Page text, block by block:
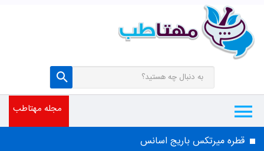
مجله مهتاطب
قطره میرتکس باریج اسانس